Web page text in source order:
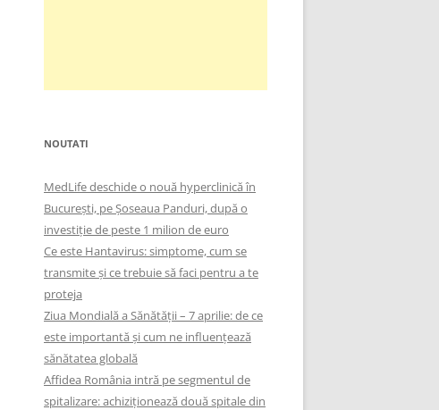
NOUTATI
MedLife deschide o nouă hyperclinică în
București, pe Șoseaua Panduri, după o
investiție de peste 1 milion de euro
Ce este Hantavirus: simptome, cum se
transmite și ce trebuie să faci pentru a te
proteja
Ziua Mondială a Sănătății – 7 aprilie: de ce
este importantă și cum ne influențează
sănătatea globală
Affidea România intră pe segmentul de
spitalizare: achiziționează două spitale din